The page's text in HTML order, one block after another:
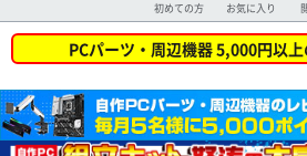
初めての方 お気に入り
PCパーツ・周辺機器 5,000円以